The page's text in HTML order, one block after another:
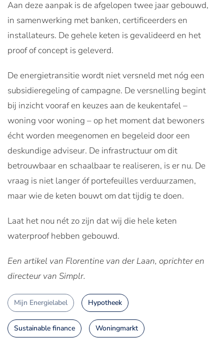
Aan deze aanpak is de afgelopen twee jaar gebouwd,
in samenwerking met banken, certificeerders en
installateurs. De gehele keten is gevalideerd en het
proof of concept is geleverd.
De energietransitie wordt niet versneld met nóg een
subsidieregeling of campagne. De versnelling begint
bij inzicht vooraf en keuzes aan de keukentafel –
woning voor woning – op het moment dat bewoners
écht worden meegenomen en begeleid door een
deskundige adviseur. De infrastructuur om dit
betrouwbaar en schaalbaar te realiseren, is er nu. De
vraag is niet langer óf portefeuilles verduurzamen,
maar wie de keten bouwt om dat tijdig te doen.
Laat het nou nét zo zijn dat wij die hele keten
waterproof hebben gebouwd.
Een artikel van Florentine van der Laan, oprichter en
directeur van Simplr.
Mijn Energielabel Hypotheek
Sustainable finance Woningmarkt